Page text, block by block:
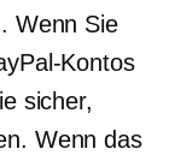
Wenn Sie
Kontos
sicher,
Wenn das